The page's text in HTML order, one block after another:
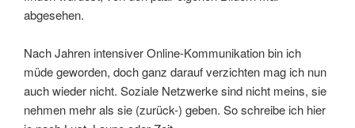
abgesehen.
Nach Jahren intensiver Online-Kommunikation bin ich
müde geworden, doch ganz darauf verzichten mag ich nun
auch wieder nicht. Soziale Netzwerke sind nicht meins, sie
nehmen mehr als sie (zurück-) geben. So schreibe ich hier